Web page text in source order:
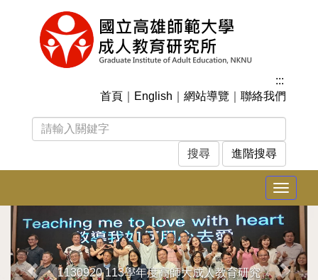
:::
首頁
English 網站導覽 聯絡我們
進階搜尋
Toggle
1130920 113學年度高師大成人教育研究
上
一
張
下
一
張